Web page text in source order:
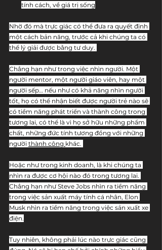
tính cách, về giá trị sống
Nhờ đó mà trực giác có thể đưa ra quyết định
một cách bản năng, trước cả khi chúng ta có
thể lý giải được bằng tư duy.
Chẳng hạn như trong việc nhìn người. Một
người mentor, một người giáo viên, hay một
người sếp… nếu như có khả năng nhìn người
tốt, họ có thể nhận biết được người trẻ nào sẽ
có tiềm năng phát triển và thành công trong
tương lai, có thể là vì họ sở hữu những phẩm
chất, những đức tính tương đồng với những
người thành công khác.
Hoặc như trong kinh doanh, là khi chúng ta
nhìn ra được cơ hội nào đó trong tương lai.
Chẳng hạn như Steve Jobs nhìn ra tiềm năng
trong việc sản xuất máy tính cá nhân, Elon
Musk nhìn ra tiềm năng trong việc sản xuất xe
điện.
Tuy nhiên, không phải lúc nào trực giác cũng